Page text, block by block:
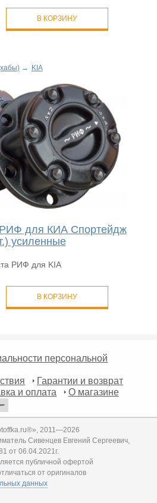
В КОРЗИНУ
→ KIA
для КИА Спортейдж
усиленные
РИФ для KIA
В КОРЗИНУ
персональной
Гарантии и возврат
и оплата
О магазине
2011—2026
Сивенцев Евгений Сергеевич,
от 06.04.2021г.
публичной офертой
от оригиналов
данных